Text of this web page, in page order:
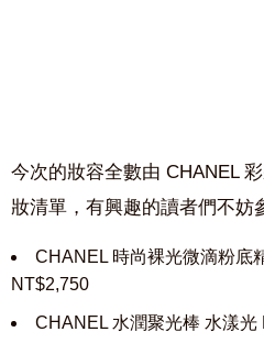
今次的妝容全數由 CHANEL
妝清單，有興趣的讀者們不妨
CHANEL 時尚裸光微滴粉底
NT$2,750
CHANEL 水潤聚光棒 水漾